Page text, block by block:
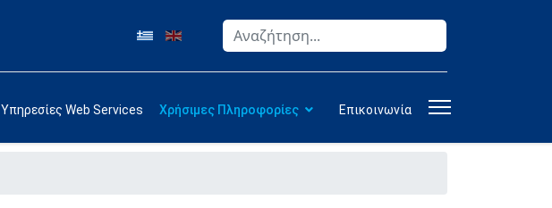
Αναζήτηση
Υπηρεσίες Web Services Χρήσιμες Πληροφορίες Επικοινωνία